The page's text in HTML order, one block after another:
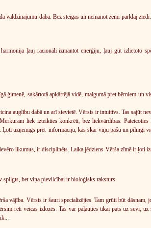
valdzinājumu dabā. Bez steigas un nemanot zemi pārklāj
ļauj racionāli izmantot enerģiju, ļauj gūt izlietoto
ģimenē, sakārtotā apkārtējā vidē, maigumā pret bērniem
auglību dabā un arī sievietē. Vērsis ir intuitīvs. Tas sajūt
liek izteikties konkrēti, bez liekvārdības.
uzņēmīgs pret informāciju, kas skar viņu pašu un pilnīgi
likumus, ir disciplinēts. Laika jēdziens Vērša zīmē ir ļoti
spilgts, bet viņa pievilcībai ir bioloģisks raksturs.
vājība. Vērsis ir šauri specializējies. Tam grūti būt
reti veicas izlozēs. Tas var paļauties tikai pats uz sevi,